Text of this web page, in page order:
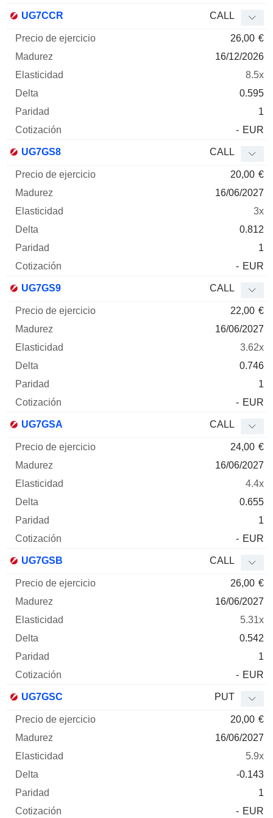
UG7CCR CALL
26,00 €
16/12/2026
8.5x
0.595
1
- EUR
UG7GS8 CALL
20,00 €
16/06/2027
3x
0.812
1
- EUR
UG7GS9 CALL
22,00 €
16/06/2027
3.62x
0.746
1
- EUR
UG7GSA CALL
24,00 €
16/06/2027
4.4x
0.655
1
- EUR
UG7GSB CALL
26,00 €
16/06/2027
5.31x
0.542
1
- EUR
UG7GSC PUT
20,00 €
16/06/2027
5.9x
-0.143
1
- EUR